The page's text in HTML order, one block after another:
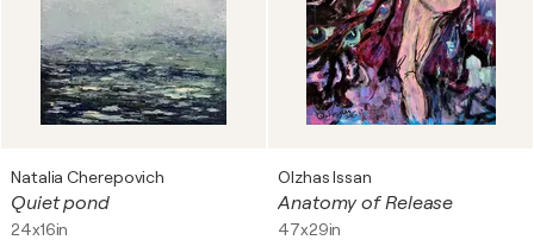
Natalia Cherepovich
Quiet pond
24x16in
Olzhas Issan
Anatomy of Release
47x29in